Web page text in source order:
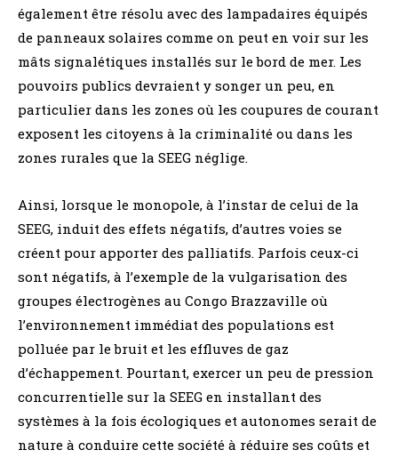
également être résolu avec des lampadaires équipés
de panneaux solaires comme on peut en voir sur les
mâts signalétiques installés sur le bord de mer. Les
pouvoirs publics devraient y songer un peu, en
particulier dans les zones où les coupures de courant
exposent les citoyens à la criminalité ou dans les
zones rurales que la SEEG néglige.
Ainsi, lorsque le monopole, à l’instar de celui de la
SEEG, induit des effets négatifs, d’autres voies se
créent pour apporter des palliatifs. Parfois ceux-ci
sont négatifs, à l’exemple de la vulgarisation des
groupes électrogènes au Congo Brazzaville où
l’environnement immédiat des populations est
polluée par le bruit et les effluves de gaz
d’échappement. Pourtant, exercer un peu de pression
concurrentielle sur la SEEG en installant des
systèmes à la fois écologiques et autonomes serait de
nature à conduire cette société à réduire ses coûts et